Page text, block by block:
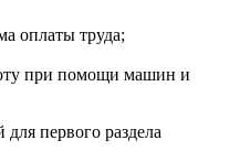
оплаты труда;
при помощи машин и
первого раздела